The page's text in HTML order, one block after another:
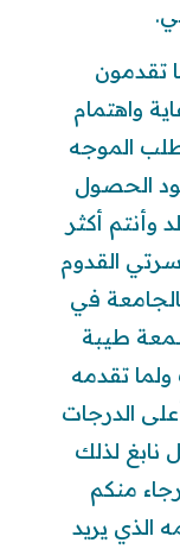
تقدمون
واهتمام
الموجه
الحصول
وأنتم أكثر
القدوم
في
طيبة
تقدمه
الدرجات
نابغ لذلك
منكم
الذي يريد